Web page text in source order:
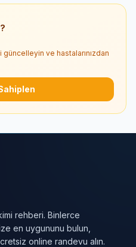
ve hastalarınızdan
rehberi. Binlerce
en uygununu bulun,
online randevu alın.